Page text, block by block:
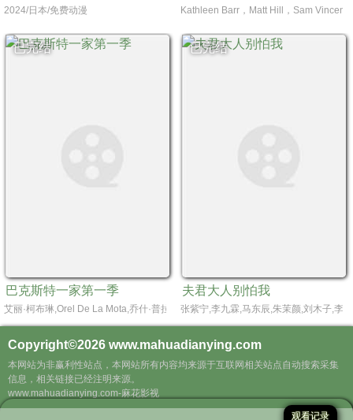
2024/日本/免费动漫 Kathleen Barr，Matt Hill，Sam Vincent
已完结
巴克斯特一家第一季
艾丽·柯布琳,Orel De La Mota,乔什·普拉斯,罗玛·唐尼,卡西迪·吉福德,布兰登·赫希
已完结
夫君大人别怕我
张紫宁,李九霖,马东辰,朱茉颜,刘木子,李
Copyright©2026 www.mahuadianying.com
本网站为非赢利性站点，本网站所有内容均来源于互联网相关站点自动搜索采集
信息，相关链接已经注明来源。
www.mahuadianying.com-麻花影视
观看记录